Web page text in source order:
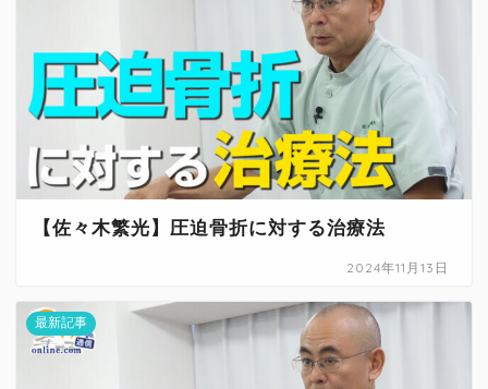
【佐々木繁光】圧迫骨折に対する治療法
2024年11月13日
最新記事